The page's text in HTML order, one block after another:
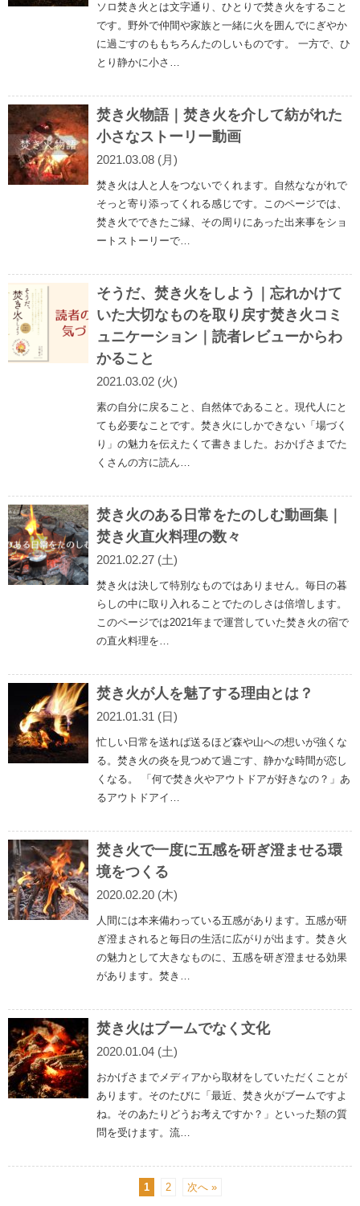
ソロ焚き火とは文字通り、ひとりで焚き火をすること
です。野外で仲間や家族と一緒に火を囲んでにぎやか
に過ごすのももちろんたのしいものです。 一方で、ひ
とり静かに小さ…
焚き火物語｜焚き火を介して紡がれた
小さなストーリー動画
2021.03.08 (月)
焚き火は人と人をつないでくれます。自然なながれで
そっと寄り添ってくれる感じです。このページでは、
焚き火でできたご縁、その周りにあった出来事をショ
ートストーリーで…
そうだ、焚き火をしよう｜忘れかけて
いた大切なものを取り戻す焚き火コミ
ュニケーション｜読者レビューからわ
かること
2021.03.02 (火)
素の自分に戻ること、自然体であること。現代人にと
ても必要なことです。焚き火にしかできない「場づく
り」の魅力を伝えたくて書きました。おかげさまでた
くさんの方に読ん…
焚き火のある日常をたのしむ動画集｜
焚き火直火料理の数々
2021.02.27 (土)
焚き火は決して特別なものではありません。毎日の暮
らしの中に取り入れることでたのしさは倍増します。
このページでは2021年まで運営していた焚き火の宿で
の直火料理を…
焚き火が人を魅了する理由とは？
2021.01.31 (日)
忙しい日常を送れば送るほど森や山への想いが強くな
る。焚き火の炎を見つめて過ごす、静かな時間が恋し
くなる。 「何で焚き火やアウトドアが好きなの？」あ
るアウトドアイ…
焚き火で一度に五感を研ぎ澄ませる環
境をつくる
2020.02.20 (木)
人間には本来備わっている五感があります。五感が研
ぎ澄まされると毎日の生活に広がりが出ます。焚き火
の魅力として大きなものに、五感を研ぎ澄ませる効果
があります。焚き…
焚き火はブームでなく文化
2020.01.04 (土)
おかげさまでメディアから取材をしていただくことが
あります。そのたびに「最近、焚き火がブームですよ
ね。そのあたりどうお考えですか？」といった類の質
問を受けます。流…
1 2 次へ »